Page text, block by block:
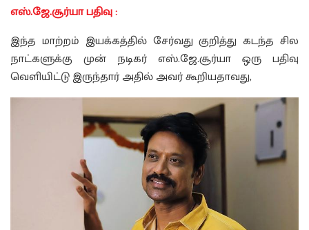
எஸ்.ஜே.சூர்யா பதிவு :
இந்த மாற்றம் இயக்கத்தில் சேர்வது குறித்து கடந்த சில
நாட்களுக்கு முன் நடிகர் எஸ்.ஜே.சூர்யா ஒரு பதிவு
வெளியிட்டு இருந்தார் அதில் அவர் கூறியதாவது,